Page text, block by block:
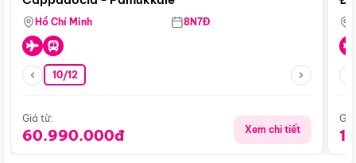
Hồ Chí Minh 8N7Đ
10/12
Giá từ:
60.990.000đ Xem chi tiết